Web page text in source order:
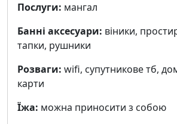
Послуги: мангал
Банні аксесуари: віники,
тапки, рушники
Розваги: wifi, cупутникове тб,
карти
Їжа: можна приносити з собою